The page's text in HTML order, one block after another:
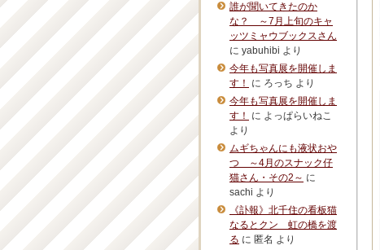
誰が聞いてきたのか
な？ ～7月上旬のキャ
ッツミャウブックスさん
に yabuhibi より
今年も写真展を開催しま
す！
に ろっち より
今年も写真展を開催しま
す！
に よっぱらいねこ
より
ムギちゃんにも液状おや
つ ～4月のスナック仔
猫さん・その2～ に
sachi より
《訃報》北千住の看板猫
なるとクン 虹の橋を渡
る に 匿名 より